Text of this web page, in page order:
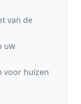
van de
uw
voor huizen